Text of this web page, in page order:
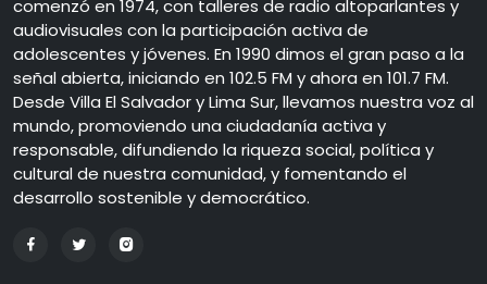
comenzó en 1974, con talleres de radio altoparlantes y
audiovisuales con la participación activa de
adolescentes y jóvenes. En 1990 dimos el gran paso a la
señal abierta, iniciando en 102.5 FM y ahora en 101.7 FM.
Desde Villa El Salvador y Lima Sur, llevamos nuestra voz al
mundo, promoviendo una ciudadanía activa y
responsable, difundiendo la riqueza social, política y
cultural de nuestra comunidad, y fomentando el
desarrollo sostenible y democrático.